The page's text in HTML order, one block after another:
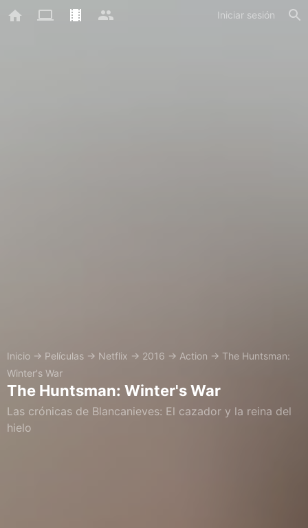
Iniciar sesión
Inicio → Películas → Netflix → 2016 → Action → The Huntsman:
Winter's War
The Huntsman: Winter's War
Las crónicas de Blancanieves: El cazador y la reina del
hielo